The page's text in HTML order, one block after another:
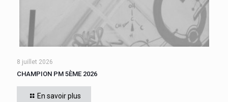
Cette année, tous les élèves de 5ème du collège se sont
affrontés. Six finalistes se sont disputé le titre de Champion
« Le compte est bon PM
8 juillet 2026
CHAMPION PM 5ÈME 2026
En savoir plus